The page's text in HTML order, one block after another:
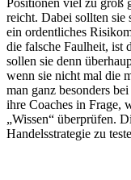
reicht. Dabei sollten sie
ein ordentliches
die falsche Faulheit, ist
sollen sie denn
wenn sie nicht mal die
man ganz besonders
ihre Coaches in Frage,
„Wissen“ überprüfen.
Handelsstrategie zu